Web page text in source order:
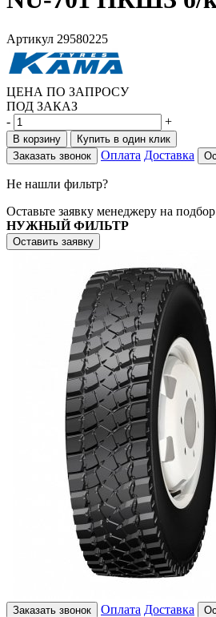
Артикул 29580225
ЦЕНА ПО ЗАПРОСУ
ПОД ЗАКАЗ
-
+
В корзину
Купить в один клик
Заказать звонок
Оплата Доставка
Не нашли фильтр?
Оставьте заявку менеджеру на подбор
НУЖНЫЙ ФИЛЬТР
Оставить заявку
Заказать звонок Оплата Доставка